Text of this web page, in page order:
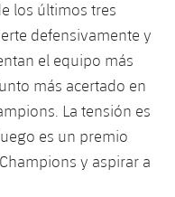
los últimos tres
defensivamente y
el equipo más
más acertado en
La tensión es
es un premio
y aspirar a